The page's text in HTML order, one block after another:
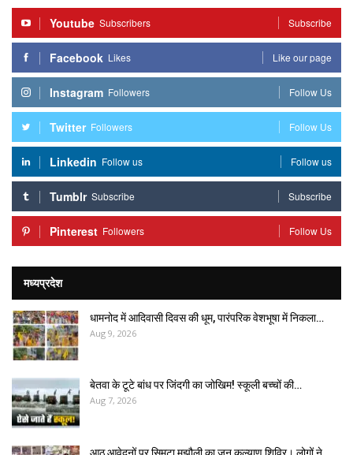
Youtube Subscribers Subscribe
Facebook Likes Like our page
Instagram Followers Follow Us
Twitter Followers Follow Us
Linkedin Follow us Follow us
Tumblr Subscribe Subscribe
Pinterest Followers Follow Us
मध्यप्रदेश
धामनोद में आदिवासी दिवस की धूम, पारंपरिक वेशभूषा में निकला…
Aug 9, 2026
बेतवा के टूटे बांध पर जिंदगी का जोखिम! स्कूली बच्चों की…
Aug 7, 2026